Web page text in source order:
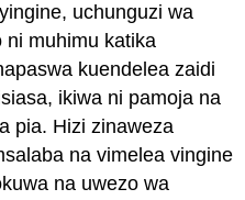
uchunguzi wa
ni muhimu katika
kuendelea zaidi
ikiwa ni pamoja na
pia. Hizi zinaweza
na vimelea vingine
na uwezo wa